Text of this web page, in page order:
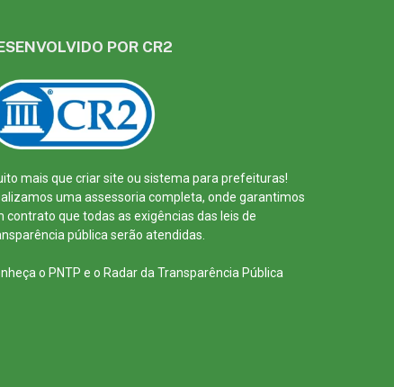
POR CR2
mais que criar site ou sistema para prefeituras!
uma assessoria completa, onde garantimos
contrato que todas as exigências das leis de
pública serão atendidas.
o PNTP e o Radar da Transparência Pública